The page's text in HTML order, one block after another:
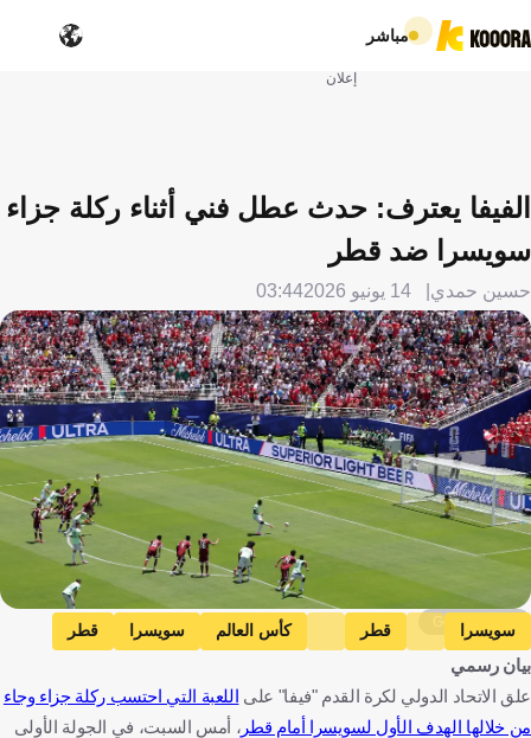
مباشر
إعلان
الفيفا يعترف: حدث عطل فني أثناء ركلة جزاء
سويسرا ضد قطر
حسين حمدي 14 يونيو 2026 03:44
Getty Images
سويسرا قطر كأس العالم سويسرا
قطر
كرة قدم
بيان رسمي
علق الاتحاد الدولي لكرة القدم "فيفا" على اللعبة التي احتسب ركلة جزاء وجاء
من خلالها الهدف الأول لسويسرا أمام قطر ، أمس السبت، في الجولة الأولى